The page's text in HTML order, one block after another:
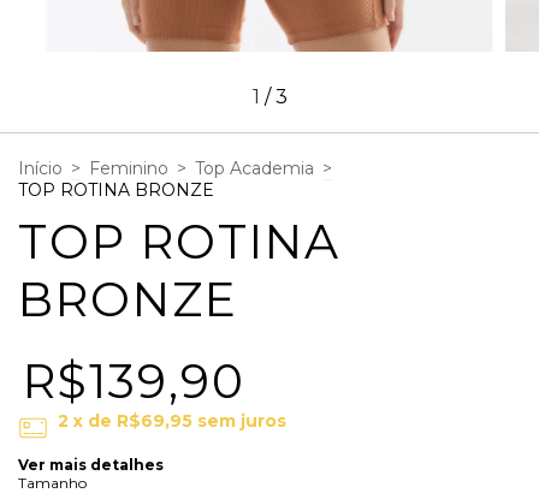
1 /3
Início > Feminino > Top Academia >
TOP ROTINA BRONZE
TOP ROTINA
BRONZE
R$139,90
2 x de R$69,95 sem juros
Ver mais detalhes
Tamanho